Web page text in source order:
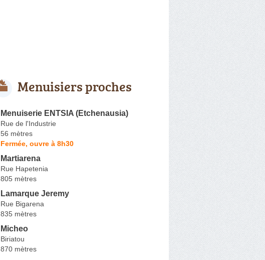
Menuisiers proches
Menuiserie ENTSIA (Etchenausia)
Rue de l'Industrie
56 mètres
Fermée, ouvre à 8h30
Martiarena
Rue Hapetenia
805 mètres
Lamarque Jeremy
Rue Bigarena
835 mètres
Micheo
Biriatou
870 mètres